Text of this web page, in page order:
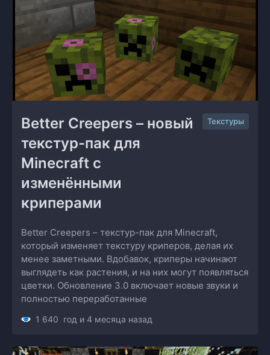
Better Creepers – новый
текстур-пак для
Minecraft с
изменёнными
криперами
Текстуры
Better Creepers – текстур-пак для Minecraft,
который изменяет текстуру криперов, делая их
менее заметными. Вдобавок, криперы начинают
выглядеть как растения, и на них могут появляться
цветки. Обновление 3.0 включает новые звуки и
полностью переработанные
1 640 год и 4 месяца назад